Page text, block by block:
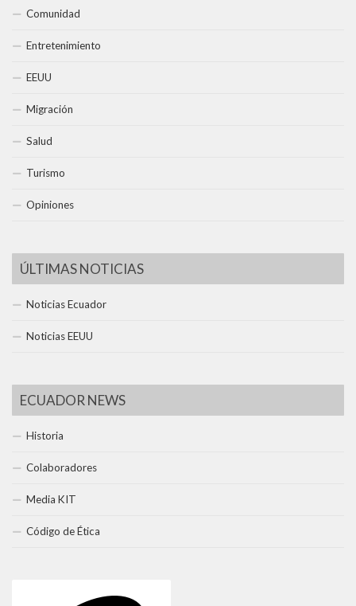
Comunidad
Entretenimiento
EEUU
Migración
Salud
Turismo
Opiniones
ÚLTIMAS NOTICIAS
Noticias Ecuador
Noticias EEUU
ECUADOR NEWS
Historia
Colaboradores
Media KIT
Código de Ética